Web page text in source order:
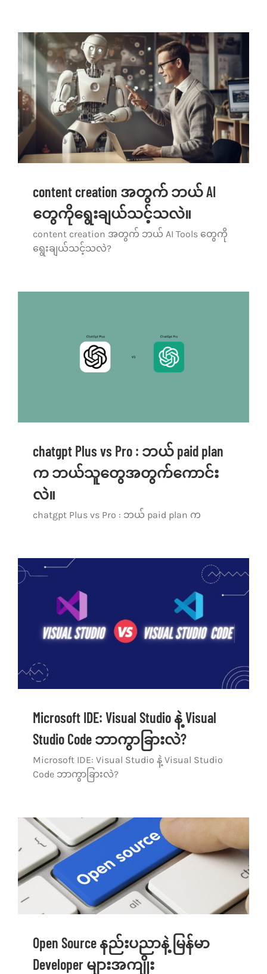
content creation အတွက် ဘယ် AI
တွေကိုရွေးချယ်သင့်သလဲ။
content creation အတွက် ဘယ် AI Tools တွေကို
ရွေးချယ်သင့်သလဲ?
chatgpt Plus vs Pro : ဘယ် paid plan
က ဘယ်သူတွေအတွက်ကောင်း
လဲ။
chatgpt Plus vs Pro : ဘယ် paid plan က
Microsoft IDE: Visual Studio နဲ့ Visual
Studio Code ဘာကွာခြားလဲ?
Microsoft IDE: Visual Studio နဲ့ Visual Studio
Code ဘာကွာခြားလဲ?
Open Source နည်းပညာနဲ့ မြန်မာ
Developer များအကျိုး